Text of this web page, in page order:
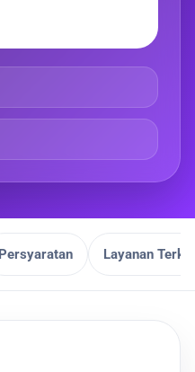
Persyaratan Layanan